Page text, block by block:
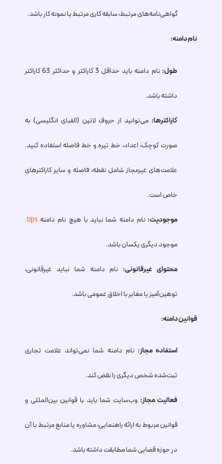
گواهی‌نامه‌های مرتبط، سابقه کاری مرتبط یا نمونه کار باشد.
نام دامنه:
طول: نام دامنه باید حداقل 3 کاراکتر و حداکثر 63 کاراکتر
داشته باشد.
کاراکترها: می‌توانید از حروف لاتین (الفبای انگلیسی) به
صورت کوچک، اعداد، خط تیره و خط فاصله استفاده کنید.
علامت‌های غیرمجاز شامل نقطه، فاصله و سایر کاراکترهای
خاص است.
موجودیت: نام دامنه شما نباید با هیچ نام دامنه .tips
موجود دیگری یکسان باشد.
محتوای غیرقانونی: نام دامنه شما نباید غیرقانونی،
توهین‌آمیز یا مغایر با اخلاق عمومی باشد.
قوانین دامنه:
استفاده مجاز: نام دامنه شما نمی‌تواند علامت تجاری
ثبت‌شده شخص دیگری را نقض کند.
فعالیت مجاز: وب‌سایت شما باید با قوانین بین‌المللی و
قوانین مربوط به ارائه راهنمایی، مشاوره یا منابع مرتبط با آن
در حوزه قضایی شما مطابقت داشته باشد.